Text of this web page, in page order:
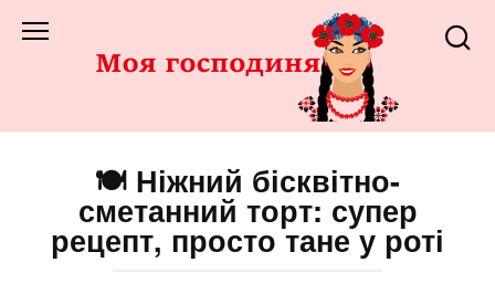
до
🍽️ Ніжний бісквітно-
сметанний торт: супер
рецепт, просто тане у роті